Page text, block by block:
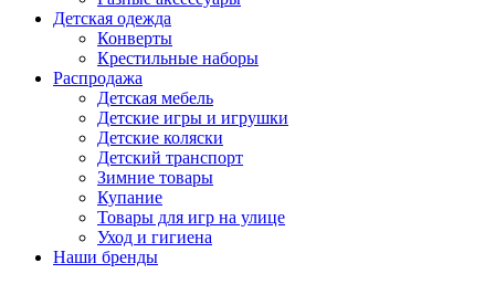
Детская одежда
Конверты
Крестильные наборы
Распродажа
Детская мебель
Детские игры и игрушки
Детские коляски
Детский транспорт
Зимние товары
Купание
Товары для игр на улице
Уход и гигиена
Наши бренды